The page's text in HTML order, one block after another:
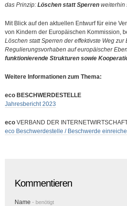
das Prinzip: Löschen statt Sperren weiterhin
Mit Blick auf den aktuellen Entwurf für eine
von Kindern der Europäischen Kommission,
Löschen statt Sperren der effektivste Weg
Regulierungsvorhaben auf europäischer
funktionierende Strukturen sowie
Weitere Informationen zum Thema:
eco BESCHWERDESTELLE
Jahresbericht 2023
eco VERBAND DER
eco Beschwerdestelle / Beschwerde
Kommentieren
Name - benötigt